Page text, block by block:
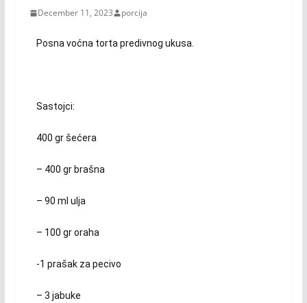
December 11, 2023 porcija
Posna voćna torta predivnog ukusa.
Sastojci:
400 gr šećera
– 400 gr brašna
– 90 ml ulja
– 100 gr oraha
-1 prašak za pecivo
– 3 jabuke